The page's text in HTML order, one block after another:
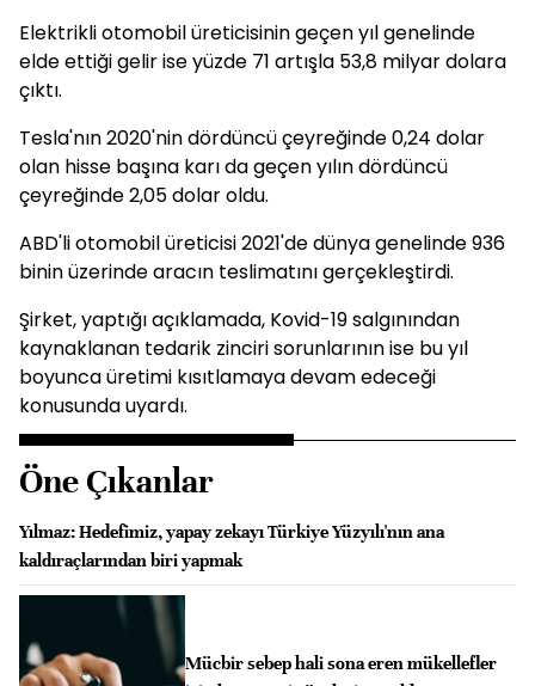
Elektrikli otomobil üreticisinin geçen yıl genelinde
elde ettiği gelir ise yüzde 71 artışla 53,8 milyar dolara
çıktı.
Tesla'nın 2020'nin dördüncü çeyreğinde 0,24 dolar
olan hisse başına karı da geçen yılın dördüncü
çeyreğinde 2,05 dolar oldu.
ABD'li otomobil üreticisi 2021'de dünya genelinde 936
binin üzerinde aracın teslimatını gerçekleştirdi.
Şirket, yaptığı açıklamada, Kovid-19 salgınından
kaynaklanan tedarik zinciri sorunlarının ise bu yıl
boyunca üretimi kısıtlamaya devam edeceği
konusunda uyardı.
Öne Çıkanlar
Yılmaz: Hedefimiz, yapay zekayı Türkiye Yüzyılı'nın ana
kaldıraçlarından biri yapmak
Mücbir sebep hali sona eren mükellefler